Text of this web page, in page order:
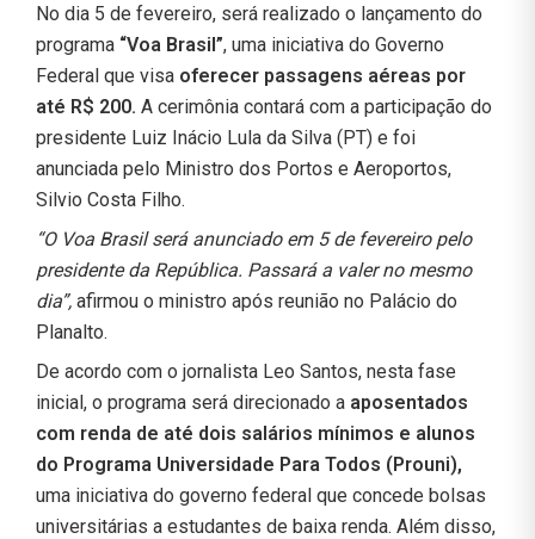
No dia 5 de fevereiro, será realizado o lançamento do
programa “Voa Brasil”, uma iniciativa do Governo
Federal que visa oferecer passagens aéreas por
até R$ 200. A cerimônia contará com a participação do
presidente Luiz Inácio Lula da Silva (PT) e foi
anunciada pelo Ministro dos Portos e Aeroportos,
Silvio Costa Filho.
“O Voa Brasil será anunciado em 5 de fevereiro pelo
presidente da República. Passará a valer no mesmo
dia”, afirmou o ministro após reunião no Palácio do
Planalto.
De acordo com o jornalista Leo Santos, nesta fase
inicial, o programa será direcionado a aposentados
com renda de até dois salários mínimos e alunos
do Programa Universidade Para Todos (Prouni),
uma iniciativa do governo federal que concede bolsas
universitárias a estudantes de baixa renda. Além disso,